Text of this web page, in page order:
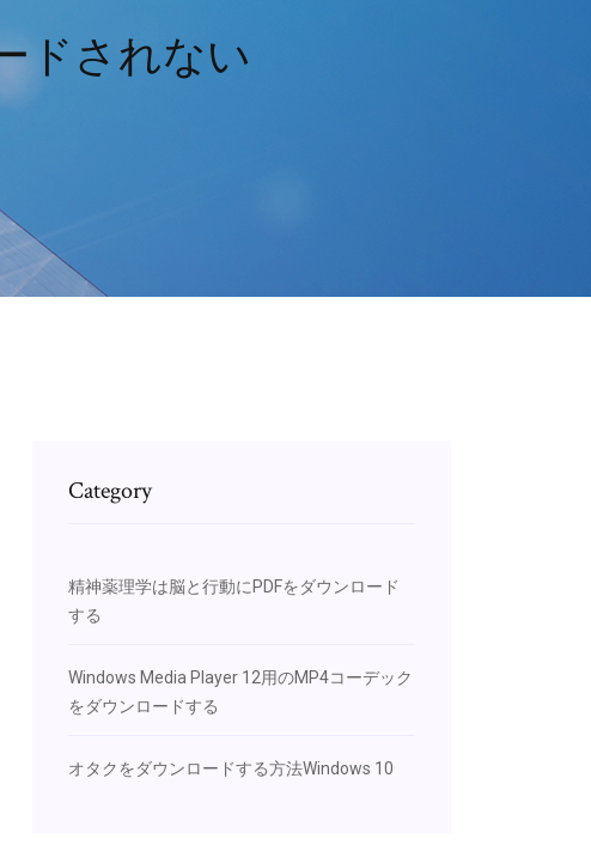
ドされない
Category
精神薬理学は脳と行動にPDFをダウンロード
する
Windows Media Player 12用のMP4コーデック
をダウンロードする
オタクをダウンロードする方法Windows 10